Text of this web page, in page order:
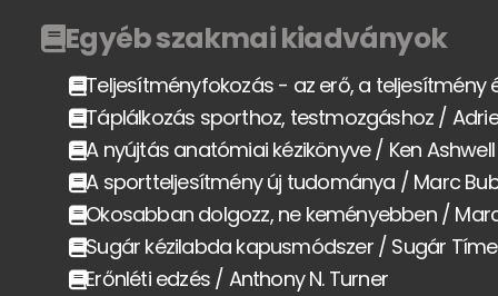
Egyéb szakmai kiadványok
Teljesítményfokozás - az erő, a
Táplálkozás sporthoz, testmozgáshoz /
A nyújtás anatómiai kézikönyve / Ken Ashwell
A sportteljesítmény új tudománya / Marc
Okosabban dolgozz, ne keményebben /
Sugár kézilabda kapusmódszer / Sugár
Erőnléti edzés / Anthony N. Turner